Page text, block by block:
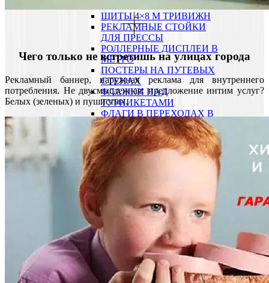
ЩИТЫ 4×8 М ТРИВИЖН
РЕКЛАМНЫЕ СТОЙКИ
ДЛЯ ПРЕССЫ
РОЛЛЕРНЫЕ ДИСПЛЕИ В
МЕТРО
ПОСТЕРЫ НА ПУТЕВЫХ
СТЕНАХ
ФЛАЖКИ НАД
ТУРНИКЕТАМИ
ФЛАГИ В ПЕРЕХОДАХ В
МЕТРО
ИНФОРМАЦИОННЫЕ
УСТАНОВКИ
РЕКЛАМА НА
МОНИТОРАХ В МЕТРО
РЕКЛАМА НА ПРОЕЗДНЫХ
БИЛЕТАХ
НАПОЛЬНАЯ ГРАФИКА
РЕКЛАМА НА РЖД
РЕКЛАМА В
ЭЛЕКТРИЧКАХ
РЕКЛАМА НА
ЖЕЛЕЗНОДОРОЖНЫХ
ВОКЗАЛАХ
РЕКЛАМА В ПОЕЗДАХ
Чего только не встретишь на улицах города
Рекламный баннер, наружная реклама для внутреннего
потребления. Не двусмысденная: предложение интим услуг?
Белых (зеленых) и пушистых.